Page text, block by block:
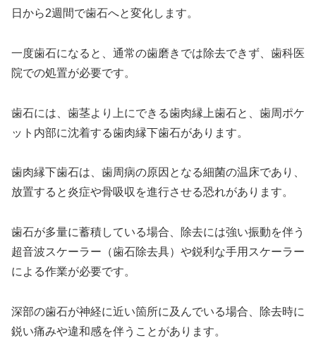
日から2週間で歯石へと変化します。
一度歯石になると、通常の歯磨きでは除去できず、歯科医
院での処置が必要です。
歯石には、歯茎より上にできる歯肉縁上歯石と、歯周ポケ
ット内部に沈着する歯肉縁下歯石があります。
歯肉縁下歯石は、歯周病の原因となる細菌の温床であり、
放置すると炎症や骨吸収を進行させる恐れがあります。
歯石が多量に蓄積している場合、除去には強い振動を伴う
超音波スケーラー（歯石除去具）や鋭利な手用スケーラー
による作業が必要です。
深部の歯石が神経に近い箇所に及んでいる場合、除去時に
鋭い痛みや違和感を伴うことがあります。